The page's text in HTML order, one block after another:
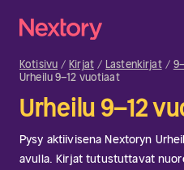
Kotisivu Kirjat Lastenkirjat
Urheilu 9–12 vuotiaat
Urheilu 9–12
Pysy aktiivisena Nextoryn
avulla. Kirjat tutustuttavat